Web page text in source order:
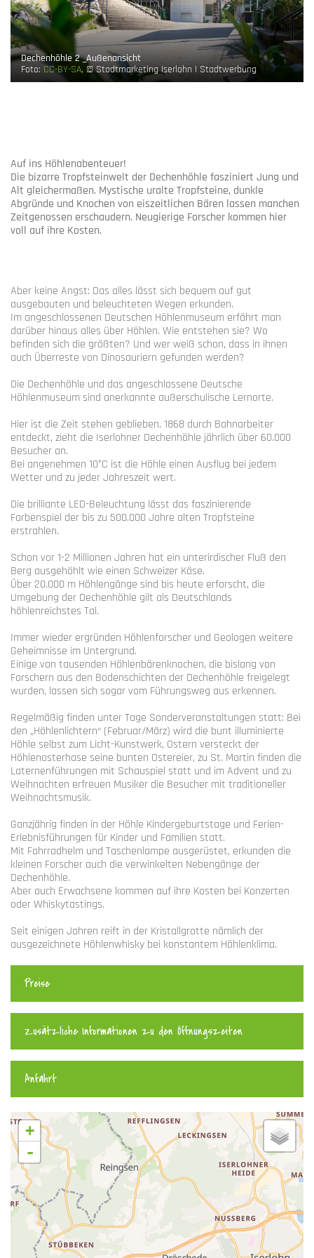
Dechenhöhle 2 _Außenansicht
Foto: CC-BY-SA, © Stadtmarketing Iserlohn I Stadtwerbung
Auf ins Höhlenabenteuer!
Die bizarre Tropfsteinwelt der Dechenhöhle fasziniert Jung und
Alt gleichermaßen. Mystische uralte Tropfsteine, dunkle
Abgründe und Knochen von eiszeitlichen Bären lassen manchen
Zeitgenossen erschaudern. Neugierige Forscher kommen hier
voll auf ihre Kosten.
Aber keine Angst: Das alles lässt sich bequem auf gut
ausgebauten und beleuchteten Wegen erkunden.
Im angeschlossenen Deutschen Höhlenmuseum erfährt man
darüber hinaus alles über Höhlen. Wie entstehen sie? Wo
befinden sich die größten? Und wer weiß schon, dass in ihnen
auch Überreste von Dinosauriern gefunden werden?
Die Dechenhöhle und das angeschlossene Deutsche
Höhlenmuseum sind anerkannte außerschulische Lernorte.
Hier ist die Zeit stehen geblieben. 1868 durch Bahnarbeiter
entdeckt, zieht die Iserlohner Dechenhöhle jährlich über 60.000
Besucher an.
Bei angenehmen 10°C ist die Höhle einen Ausflug bei jedem
Wetter und zu jeder Jahreszeit wert.
Die brilliante LED-Beleuchtung lässt das faszinierende
Farbenspiel der bis zu 500.000 Jahre alten Tropfsteine
erstrahlen.
Schon vor 1-2 Millionen Jahren hat ein unterirdischer Fluß den
Berg ausgehöhlt wie einen Schweizer Käse.
Über 20.000 m Höhlengänge sind bis heute erforscht, die
Umgebung der Dechenhöhle gilt als Deutschlands
höhlenreichstes Tal.
Immer wieder ergründen Höhlenforscher und Geologen weitere
Geheimnisse im Untergrund.
Einige von tausenden Höhlenbärenknochen, die bislang von
Forschern aus den Bodenschichten der Dechenhöhle freigelegt
wurden, lassen sich sogar vom Führungsweg aus erkennen.
Regelmäßig finden unter Tage Sonderveranstaltungen statt: Bei
den „Höhlenlichtern“ (Februar/März) wird die bunt illuminierte
Höhle selbst zum Licht-Kunstwerk, Ostern versteckt der
Höhlenosterhase seine bunten Ostereier, zu St. Martin finden die
Laternenführungen mit Schauspiel statt und im Advent und zu
Weihnachten erfreuen Musiker die Besucher mit traditioneller
Weihnachtsmusik.
Ganzjährig finden in der Höhle Kindergeburtstage und Ferien-
Erlebnisführungen für Kinder und Familien statt.
Mit Fahrradhelm und Taschenlampe ausgerüstet, erkunden die
kleinen Forscher auch die verwinkelten Nebengänge der
Dechenhöhle.
Aber auch Erwachsene kommen auf ihre Kosten bei Konzerten
oder Whiskytastings.
Seit einigen Jahren reift in der Kristallgrotte nämlich der
ausgezeichnete Höhlenwhisky bei konstantem Höhlenklima.
Preise
Zusätzliche Informationen zu den Öffnungszeiten
Anfahrt
+
-